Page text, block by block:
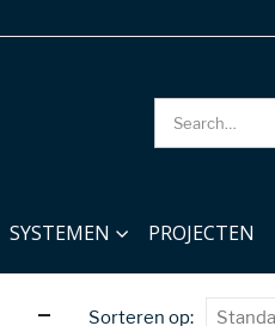
SYSTEMEN PROJECTEN
Sorteren op: